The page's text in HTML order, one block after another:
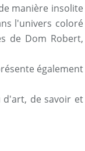
manière insolite
l'univers coloré
de Dom Robert,
également
d'art, de savoir et